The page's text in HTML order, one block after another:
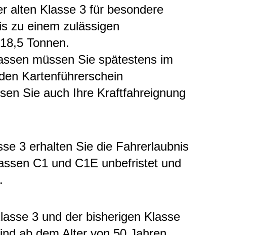
alten Klasse 3 für besondere
zu einem zulässigen
Tonnen.
müssen Sie spätestens im
Kartenführerschein
Sie auch Ihre Kraftfahreignung
3 erhalten Sie die Fahrerlaubnis
C1 und C1E unbefristet und
3 und der bisherigen Klasse